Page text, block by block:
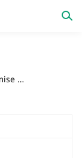
ajouts
Santé et remise en forme